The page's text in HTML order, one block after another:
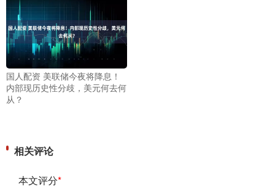
国人配资 美联储今夜将降息！
内部现历史性分歧，美元何去何
从？
相关评论
本文评分*